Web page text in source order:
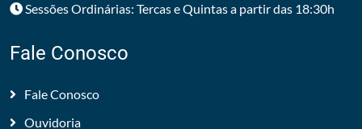
Sessões Ordinárias: Tercas e Quintas a partir das 18:30h
Fale Conosco
Fale Conosco
Ouvidoria